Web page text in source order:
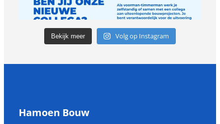
Bekijk meer Volg op Instagram
Hamoen Bouw